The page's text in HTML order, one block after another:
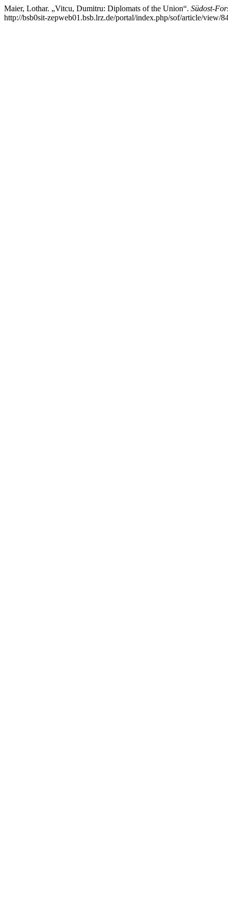
Maier, Lothar. „Vitcu, Dumitru: Diplomats of the Union“. Südost-
http://bsb0sit-zepweb01.bsb.lrz.de/portal/index.php/sof/article/view/